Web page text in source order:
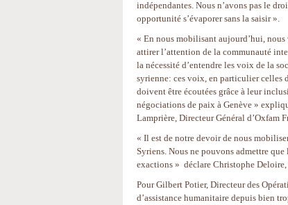
indépendantes. Nous n’avons pas le
opportunité s’évaporer sans la saisir ».
« En nous mobilisant aujourd’hui, nous
attirer l’attention de la communauté
la nécessité d’entendre les voix de la
syrienne: ces voix, en particulier celles
doivent être écoutées grâce à leur
négociations de paix à Genève »
Lamprière, Directeur Général d’Oxfam
« Il est de notre devoir de nous
Syriens. Nous ne pouvons admettre
exactions » déclare Christophe Deloire,
Pour Gilbert Potier, Directeur des
d’assistance humanitaire depuis bien